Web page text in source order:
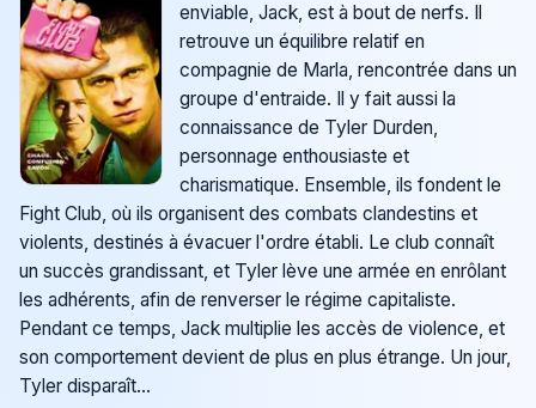
enviable, Jack, est à bout de nerfs. Il
retrouve un équilibre relatif en
compagnie de Marla, rencontrée dans un
groupe d'entraide. Il y fait aussi la
connaissance de Tyler Durden,
personnage enthousiaste et
charismatique. Ensemble, ils fondent le
Fight Club, où ils organisent des combats clandestins et
violents, destinés à évacuer l'ordre établi. Le club connaît
un succès grandissant, et Tyler lève une armée en enrôlant
les adhérents, afin de renverser le régime capitaliste.
Pendant ce temps, Jack multiplie les accès de violence, et
son comportement devient de plus en plus étrange. Un jour,
Tyler disparaît...